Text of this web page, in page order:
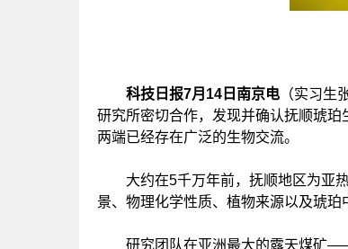
科技日报7月14日南京电 （实习生
研究所密切合作，发现并确认抚顺琥
两端已经存在广泛的生物交流。
大约在5千万年前，抚顺地区为亚热
景、物理化学性质、植物来源以及琥珀
研究团队在亚洲最大的露天煤矿——